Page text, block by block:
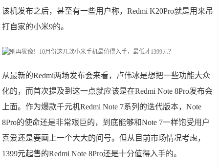
该机发布之后，甚至有一些用户称，Redmi K20Pro就是用来吊
打自家的小米9的。
从最新的Redmi两场发布会来看，卢伟冰是想把一些功能大众
化的，而首次提及到这一点就应该是在Redmi Note 8Pro发布会
上面。作为爆款千元机Redmi Note 7系列的迭代版本，Note
8Pro的使命还是非常艰巨的，到底能够和Note 7一样饱受用户
喜爱还是要画上一个大大的问号。但从目前市场情况考虑，
1399元起售的Redmi Note 8Pro还是十分值得入手的。